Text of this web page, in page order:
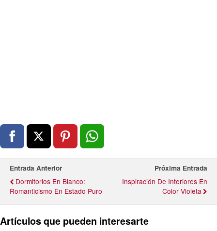
Entrada Anterior
Dormitorios En Blanco:
Romanticismo En Estado Puro
Próxima Entrada
Inspiración De Interiores En
Color Violeta
Artículos que pueden interesarte